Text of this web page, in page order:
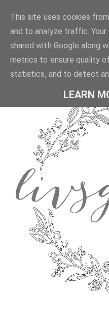
This site uses cookies
and to analyze traffic.
shared with Google along
metrics to ensure quality
statistics, and to detect
LEARN